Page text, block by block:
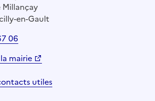
en-Gault
06
mairie
utiles